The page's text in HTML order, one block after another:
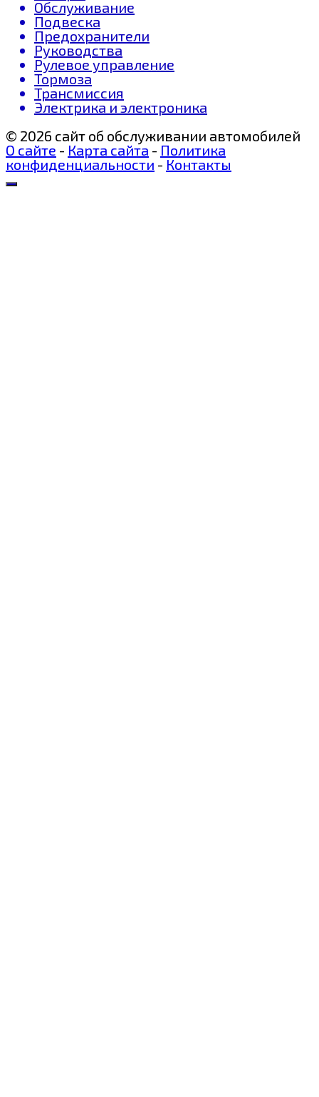
Обслуживание
Подвеска
Предохранители
Руководства
Рулевое управление
Тормоза
Трансмиссия
Электрика и электроника
© 2026 сайт об обслуживании автомобилей
О сайте - Карта сайта - Политика
конфиденциальности - Контакты